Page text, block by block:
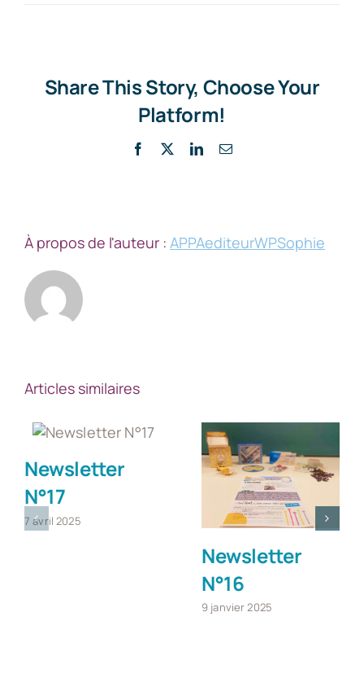
Share This Story, Choose Your
Platform!
Facebook LinkedInEmail
À propos de l'auteur : APPAediteurWPSophie
Articles similaires
Newsletter
N°17
7 avril 2025
Newsletter
N°16
9 janvier 2025